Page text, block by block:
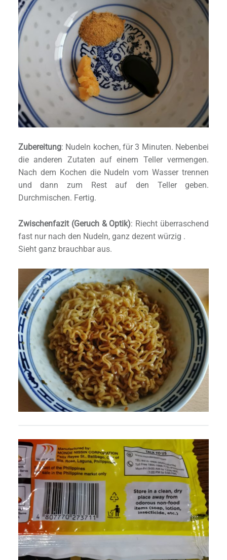
Zubereitung: Nudeln kochen, für 3 Minuten. Nebenbei
die anderen Zutaten auf einem Teller vermengen.
Nach dem Kochen die Nudeln vom Wasser trennen
und dann zum Rest auf den Teller geben.
Durchmischen. Fertig.
Zwischenfazit (Geruch & Optik): Riecht überraschend
fast nur nach den Nudeln, ganz dezent würzig .
Sieht ganz brauchbar aus.